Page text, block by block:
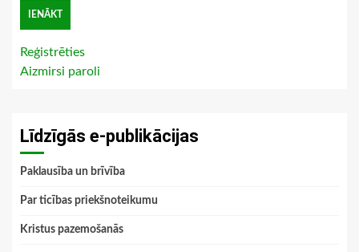
Reģistrēties
Aizmirsi paroli
Līdzīgās e-publikācijas
Paklausība un brīvība
Par ticības priekšnoteikumu
Kristus pazemošanās